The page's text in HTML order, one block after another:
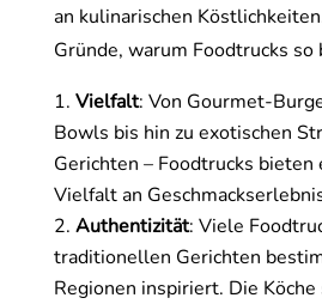
an kulinarischen
Gründe, warum Foodtrucks so
Vielfalt: Von Gourmet-
Bowls bis hin zu exotischen
Gerichten – Foodtrucks bieten
Vielfalt an
Authentizität: Viele
traditionellen Gerichten
Regionen inspiriert. Die